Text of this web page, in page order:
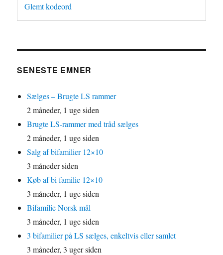
Glemt kodeord
SENESTE EMNER
Sælges – Brugte LS rammer
2 måneder, 1 uge siden
Brugte LS-rammer med tråd sælges
2 måneder, 1 uge siden
Salg af bifamilier 12×10
3 måneder siden
Køb af bi familie 12×10
3 måneder, 1 uge siden
Bifamilie Norsk mål
3 måneder, 1 uge siden
3 bifamilier på LS sælges, enkeltvis eller samlet
3 måneder, 3 uger siden